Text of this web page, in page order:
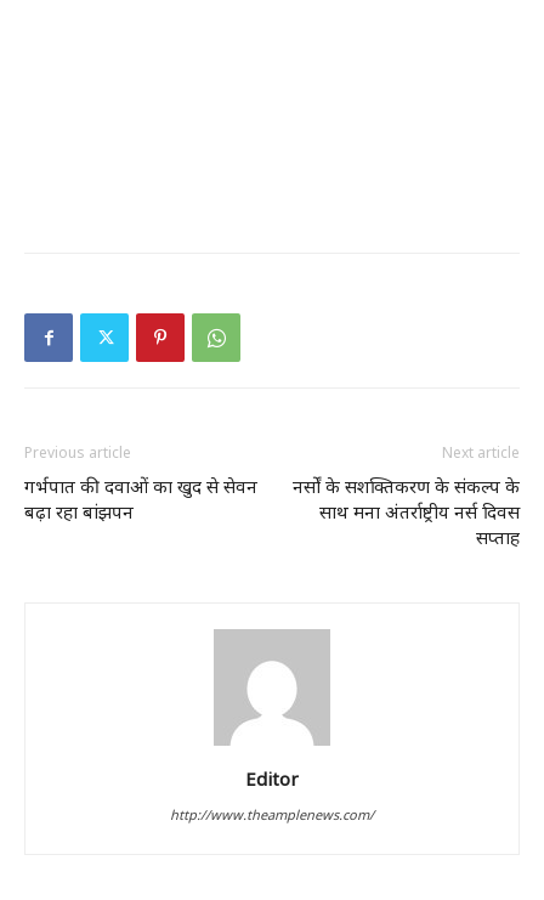
Previous article
गर्भपात की दवाओं का खुद से सेवन
बढ़ा रहा बांझपन
Next article
नर्सों के सशक्तिकरण के संकल्प के
साथ मना अंतर्राष्ट्रीय नर्स दिवस
सप्ताह
Editor
http://www.theamplenews.com/